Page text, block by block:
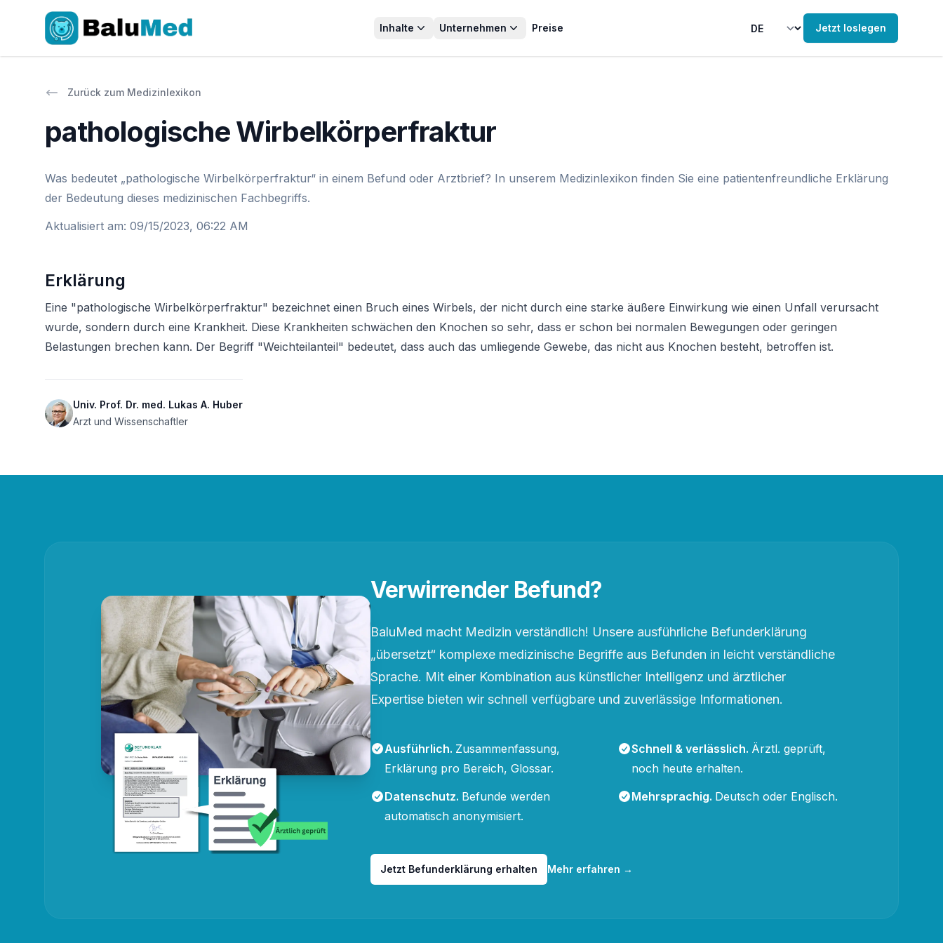
Inhalte Unternehmen Preise Jetzt loslegen
Zurück zum Medizinlexikon
pathologische Wirbelkörperfraktur
Was bedeutet „pathologische Wirbelkörperfraktur“ in einem Befund oder Arztbrief? In unserem Medizinlexikon finden Sie eine patientenfreundliche Erklärung
der Bedeutung dieses medizinischen Fachbegriffs.
Aktualisiert am: 09/15/2023, 06:22 AM
Erklärung
Eine "pathologische Wirbelkörperfraktur" bezeichnet einen Bruch eines Wirbels, der nicht durch eine starke äußere Einwirkung wie einen Unfall verursacht
wurde, sondern durch eine Krankheit. Diese Krankheiten schwächen den Knochen so sehr, dass er schon bei normalen Bewegungen oder geringen
Belastungen brechen kann. Der Begriff "Weichteilanteil" bedeutet, dass auch das umliegende Gewebe, das nicht aus Knochen besteht, betroffen ist.
Univ. Prof. Dr. med. Lukas A. Huber
Arzt und Wissenschaftler
Verwirrender Befund?
BaluMed macht Medizin verständlich! Unsere ausführliche Befunderklärung
„übersetzt“ komplexe medizinische Begriffe aus Befunden in leicht verständliche
Sprache. Mit einer Kombination aus künstlicher Intelligenz und ärztlicher
Expertise bieten wir schnell verfügbare und zuverlässige Informationen.
Ausführlich. Zusammenfassung,
Erklärung pro Bereich, Glossar.
Schnell & verlässlich. Ärztl. geprüft,
noch heute erhalten.
Datenschutz. Befunde werden
automatisch anonymisiert.
Mehrsprachig. Deutsch oder Englisch.
Jetzt Befunderklärung erhalten Mehr erfahren →